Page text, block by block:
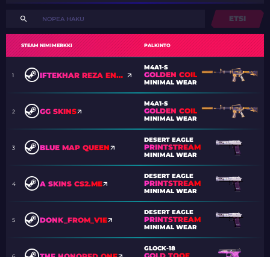
ETSI
STEAM NIMIMERKKI PALKINTO
1 IFTEKHAR REZA ENAM
M4A1-S
GOLDEN COIL
MINIMAL WEAR
2 GG SKINS
M4A1-S
GOLDEN COIL
MINIMAL WEAR
3 BLUE MAP QUEEN
DESERT EAGLE
PRINTSTREAM
MINIMAL WEAR
4 A SKINS CS2.ME
DESERT EAGLE
PRINTSTREAM
MINIMAL WEAR
5 DONK_FROM_V1E
DESERT EAGLE
PRINTSTREAM
MINIMAL WEAR
GLOCK-18